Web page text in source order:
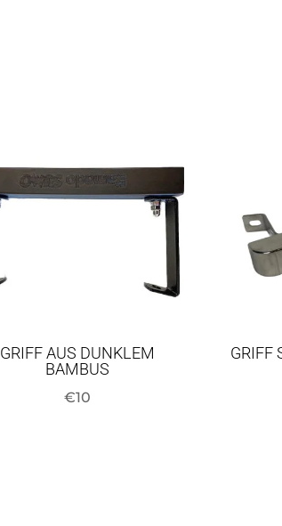
GRIFF AUS DUNKLEM
BAMBUS
€10
GRIFF